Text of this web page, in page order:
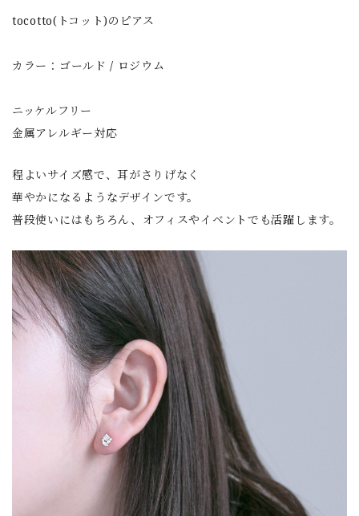
tocotto(トコット)のピアス
カラー：ゴールド / ロジウム
ニッケルフリー
金属アレルギー対応
程よいサイズ感で、耳がさりげなく
華やかになるようなデザインです。
普段使いにはもちろん、オフィスやイベントでも活躍します。